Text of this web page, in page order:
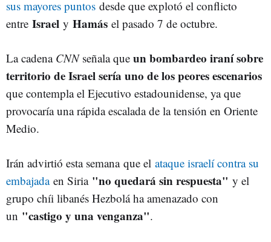
sus mayores puntos desde que explotó el conflicto
entre Israel y Hamás el pasado 7 de octubre.
La cadena CNNseñala que un bombardeo iraní sobre
territorio de Israel sería uno de los peores escenarios
que contempla el Ejecutivo estadounidense, ya que
provocaría una rápida escalada de la tensión en Oriente
Medio.
Irán advirtió esta semana que el ataque israelí contra su
embajada en Siria "no quedará sin respuesta" y el
grupo chíi libanés Hezbolá ha amenazado con
un "castigo y una venganza".